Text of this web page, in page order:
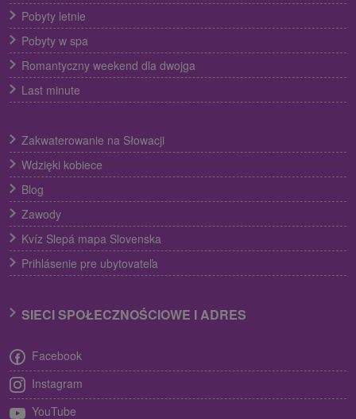
Pobyty letnie
Pobyty w spa
Romantyczny weekend dla dwojga
Last minute
Zakwaterowanie na Słowacji
Wdzięki kobiece
Blog
Zawody
Kvíz Slepá mapa Slovenska
Prihlásenie pre ubytovateľa
SIECI SPOŁECZNOŚCIOWE I ADRES
Facebook
Instagram
YouTube